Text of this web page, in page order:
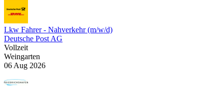
Lkw Fahrer - Nahverkehr (m/w/d)
Deutsche Post AG
Vollzeit
Weingarten
06 Aug 2026